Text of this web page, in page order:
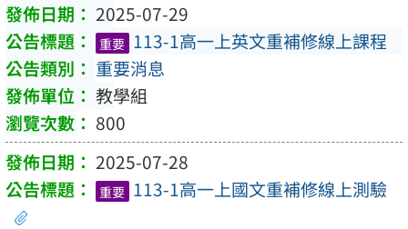
2025-07-29
重要 113-1高一上英文重補修線上課程
重要消息
教學組
800
2025-07-28
重要 113-1高一上國文重補修線上測驗